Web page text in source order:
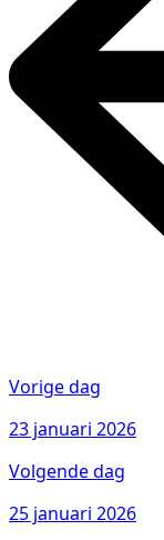
Vorige dag
23 januari 2026
Volgende dag
25 januari 2026